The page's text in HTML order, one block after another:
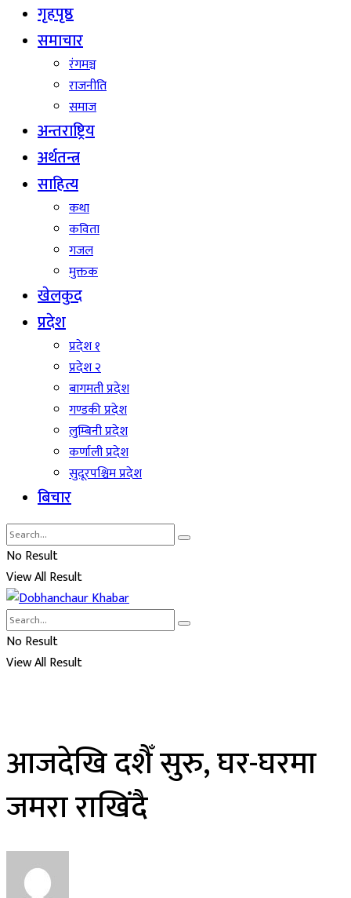
गृहपृष्ठ
समाचार
रंगमञ्च
राजनीति
समाज
अन्तराष्ट्रिय
अर्थतन्त्र
साहित्य
कथा
कविता
गजल
मुक्तक
खेलकुद
प्रदेश
प्रदेश १
प्रदेश २
बागमती प्रदेश
गण्डकी प्रदेश
लुम्बिनी प्रदेश
कर्णाली प्रदेश
सुदूरपश्चिम प्रदेश
बिचार
No Result
View All Result
No Result
View All Result
आजदेखि दशैँ सुरु, घर-घरमा
जमरा राखिंदै